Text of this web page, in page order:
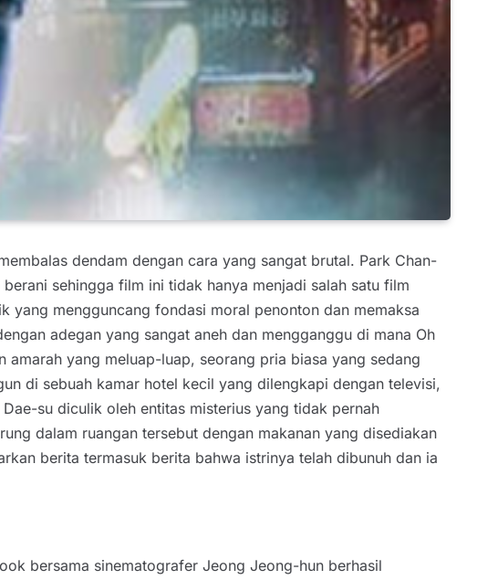
dendam dengan cara yang sangat brutal. Park Chan-
sehingga film ini tidak hanya menjadi salah satu film
yang mengguncang fondasi moral penonton dan memaksa
adegan yang sangat aneh dan mengganggu di mana Oh
yang meluap-luap, seorang pria biasa yang sedang
di sebuah kamar hotel kecil yang dilengkapi dengan televisi,
su diculik oleh entitas misterius yang tidak pernah
dalam ruangan tersebut dengan makanan yang disediakan
berita termasuk berita bahwa istrinya telah dibunuh dan ia
bersama sinematografer Jeong Jeong-hun berhasil